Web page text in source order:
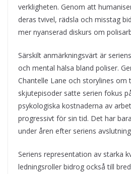
verkligheten. Genom att
deras tvivel, rädsla och misstag
mer nyanserad diskurs om
Särskilt anmärkningsvärt är
och mental hälsa bland poliser.
Chantelle Lane och storylines om
skjutepisoder satte serien fokus
psykologiska kostnaderna av
progressivt för sin tid. Det har
under åren efter seriens
Seriens representation av starka
ledningsroller bidrog också till